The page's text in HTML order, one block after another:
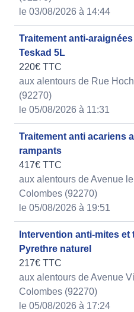
le 03/08/2026 à 14:44
Traitement anti-
Teskad 5L
220€ TTC
aux alentours de Rue
(92270)
le 05/08/2026 à 11:31
Traitement anti acariens
rampants
417€ TTC
aux alentours de Avenue
Colombes (92270)
le 05/08/2026 à 19:51
Intervention anti-mites
Pyrethre naturel
217€ TTC
aux alentours de Avenue
Colombes (92270)
le 05/08/2026 à 17:24